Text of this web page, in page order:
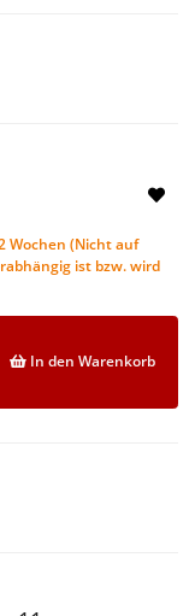
Wochen (Nicht auf
ist bzw. wird
In den Warenkorb